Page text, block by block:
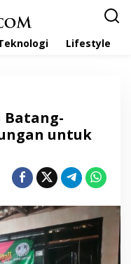
Lifestyle
Batang-
untuk